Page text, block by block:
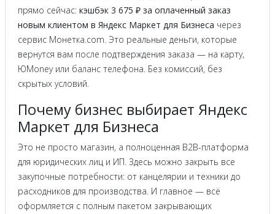
прямо сейчас: кэшбэк 3 675 ₽ за оплаченный заказ
новым клиентом в Яндекс Маркет для Бизнеса через
сервис Монетка.com. Это реальные деньги, которые
вернутся вам после подтверждения заказа — на карту,
ЮMoney или баланс телефона. Без комиссий, без
скрытых условий.
Почему бизнес выбирает Яндекс
Маркет для Бизнеса
Это не просто магазин, а полноценная B2B-платформа
для юридических лиц и ИП. Здесь можно закрыть все
закупочные потребности: от канцелярии и техники до
расходников для производства. И главное — всё
оформляется с полным пакетом закрывающих